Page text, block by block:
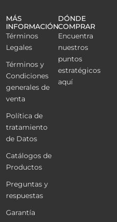
MÁS
INFORMACIÓN
Términos
Legales
Términos y
Condiciones
generales de
venta
Política de
tratamiento
de Datos
Catálogos de
Productos
Preguntas y
respuestas
Garantía
DÓNDE
COMPRAR
Encuentra
nuestros
puntos
estratégicos
aquí